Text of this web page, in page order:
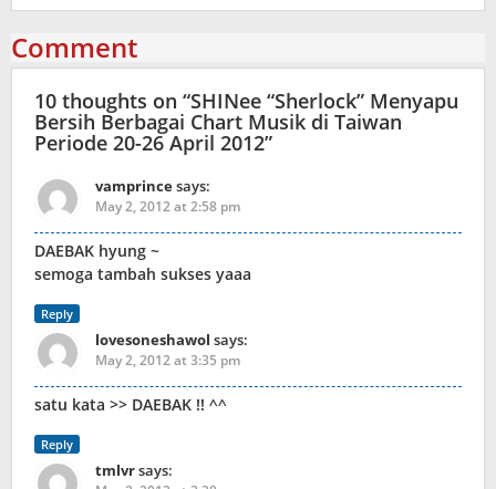
Comment
10 thoughts on “SHINee “Sherlock” Menyapu
Bersih Berbagai Chart Musik di Taiwan
Periode 20-26 April 2012”
vamprincesays:
May 2, 2012 at 2:58 pm
DAEBAK hyung ~
semoga tambah sukses yaaa
Reply
lovesoneshawol says:
May 2, 2012 at 3:35 pm
satu kata >> DAEBAK !! ^^
Reply
tmlvrsays: